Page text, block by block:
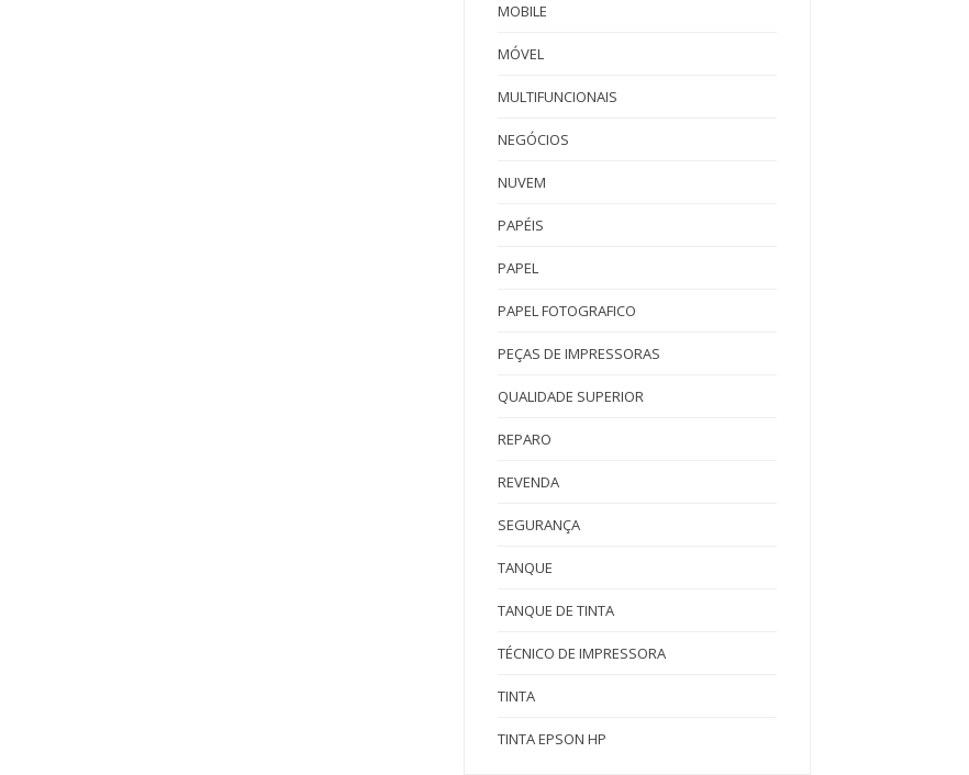
MOBILE
MÓVEL
MULTIFUNCIONAIS
NEGÓCIOS
NUVEM
PAPÉIS
PAPEL
PAPEL FOTOGRAFICO
PEÇAS DE IMPRESSORAS
QUALIDADE SUPERIOR
REPARO
REVENDA
SEGURANÇA
TANQUE
TANQUE DE TINTA
TÉCNICO DE IMPRESSORA
TINTA
TINTA EPSON HP